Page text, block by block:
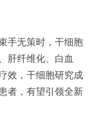
手无策时，干细胞
肝纤维化、白血
效，干细胞研究成
者，有望引领全新